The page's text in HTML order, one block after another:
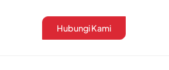
Hubungi Kami